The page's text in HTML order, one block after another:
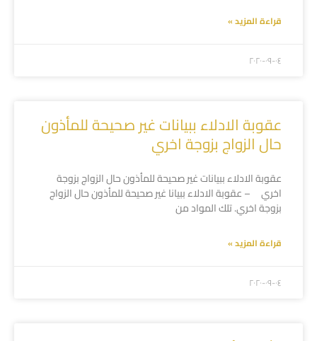
قراءة المزيد »
۲۰۲۰-۰۹-۰٤
عقوبة الادلاء ببيانات غير صحيحة للمأذون
حال الزواج بزوجة اخري
عقوبة الادلاء ببيانات غير صحيحة للمأذون حال الزواج بزوجة
اخري – عقوبة الادلاء ببيانا غير صحيحة للمأذون حال الزواج
بزوجة اخري. تلك المواد من
قراءة المزيد »
۲۰۲۰-۰۹-۰٤